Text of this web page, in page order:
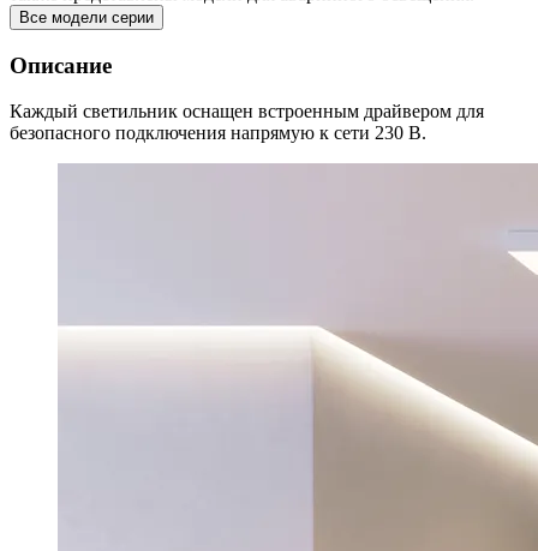
Все модели серии
Описание
Каждый светильник оснащен встроенным драйвером для
безопасного подключения напрямую к сети 230 В.